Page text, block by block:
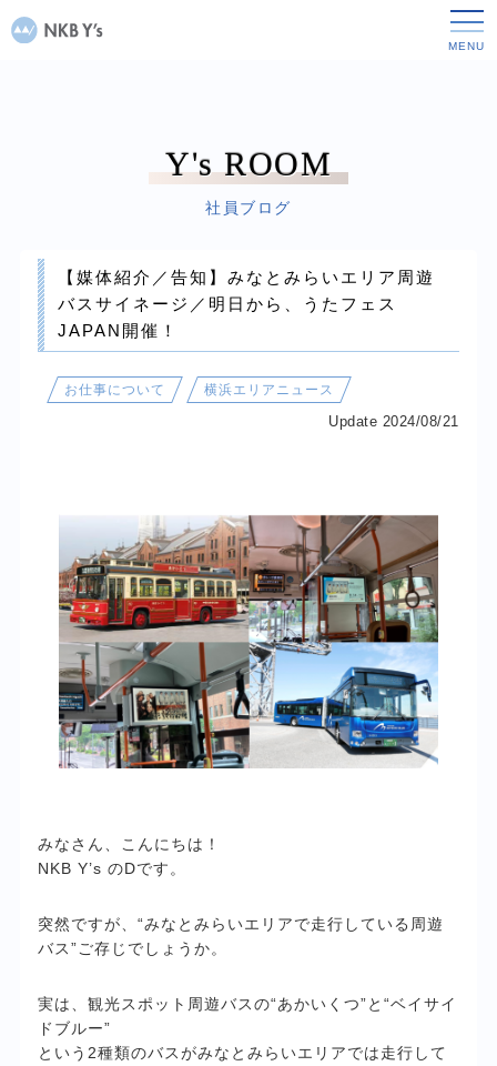
Y's ROOM
社員ブログ
【媒体紹介／告知】みなとみらいエリア周遊
バスサイネージ／明日から、うたフェス
JAPAN開催！
お仕事について 横浜エリアニュース
Update 2024/08/21
みなさん、こんにちは！
NKB Y’s のDです。
突然ですが、“みなとみらいエリアで走行している周遊
バス”ご存じでしょうか。
実は、観光スポット周遊バスの“あかいくつ”と“ベイサイ
ドブルー”
という2種類のバスがみなとみらいエリアでは走行して